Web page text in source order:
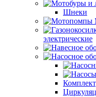
Шнеки
электрические